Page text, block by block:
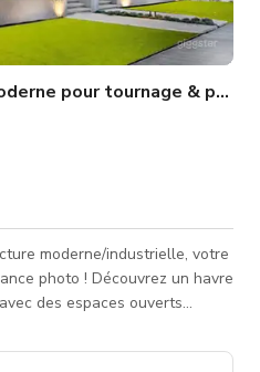
pour tournage &
moderne/industrielle, votre
un havre
des espaces ouverts
Monica, Mar Vista et Los